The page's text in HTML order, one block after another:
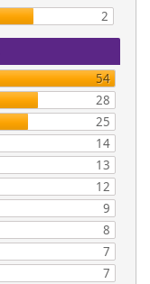
2
54
28
25
14
13
12
9
8
7
7